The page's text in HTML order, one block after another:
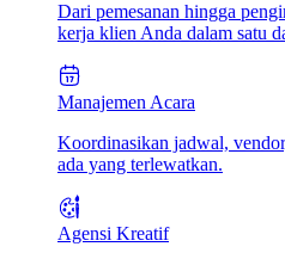
Dari pemesanan hingga
kerja klien Anda dalam satu
Manajemen Acara
Koordinasikan jadwal,
ada yang terlewatkan.
Agensi Kreatif